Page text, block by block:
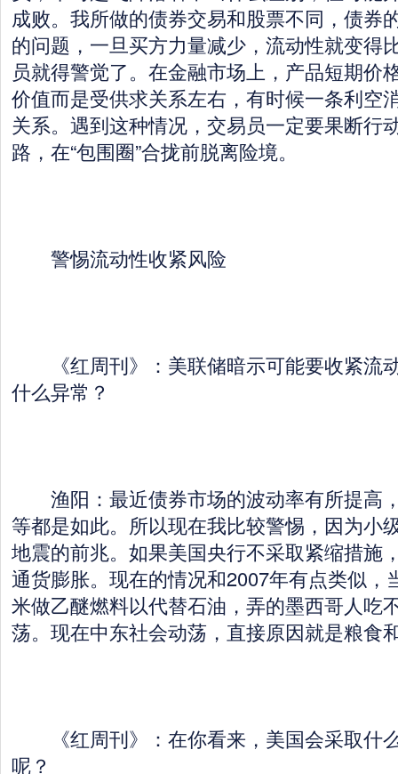
成败。我所做的债券交易和股票不同，债券
的问题，一旦买方力量减少，流动性就变得
员就得警觉了。在金融市场上，产品短期价
价值而是受供求关系左右，有时候一条利空
关系。遇到这种情况，交易员一定要果断行
路，在“包围圈”合拢前脱离险境。
警惕流动性收紧风险
《红周刊》：美联储暗示可能要收紧流
什么异常？
渔阳：最近债券市场的波动率有所提高
等都是如此。所以现在我比较警惕，因为小
地震的前兆。如果美国央行不采取紧缩措施
通货膨胀。现在的情况和2007年有点类似，
米做乙醚燃料以代替石油，弄的墨西哥人吃
荡。现在中东社会动荡，直接原因就是粮食
《红周刊》：在你看来，美国会采取什
呢？